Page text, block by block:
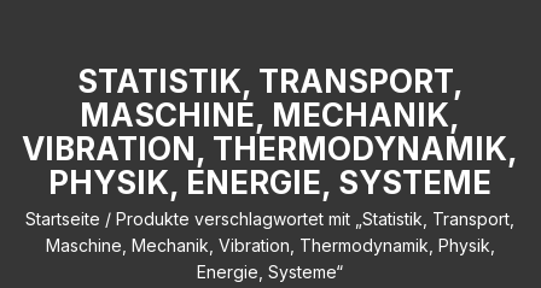
STATISTIK, TRANSPORT,
MASCHINE, MECHANIK,
VIBRATION, THERMODYNAMIK,
PHYSIK, ENERGIE, SYSTEME
Startseite / Produkte verschlagwortet mit „Statistik, Transport,
Maschine, Mechanik, Vibration, Thermodynamik, Physik,
Energie, Systeme“